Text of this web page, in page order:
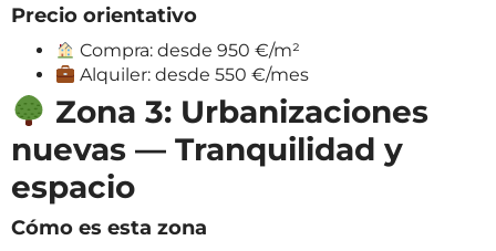
Precio orientativo
Compra: desde 950 €/m²
Alquiler: desde 550 €/mes
Zona 3: Urbanizaciones
nuevas — Tranquilidad y
espacio
Cómo es esta zona